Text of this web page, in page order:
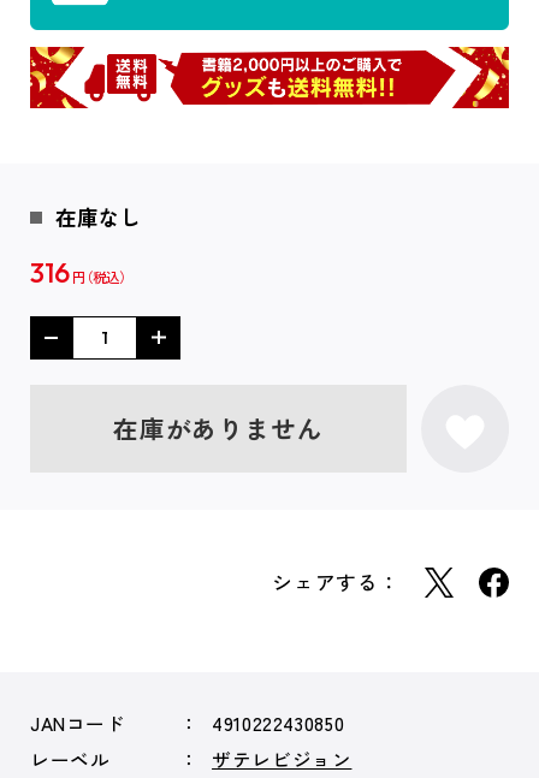
在庫なし
316 円
在庫がありません
シェアする：
JANコード
4910222430850
レーベル
ザテレビジョン